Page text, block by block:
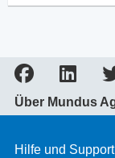
Über Mundus
Hilfe und Support